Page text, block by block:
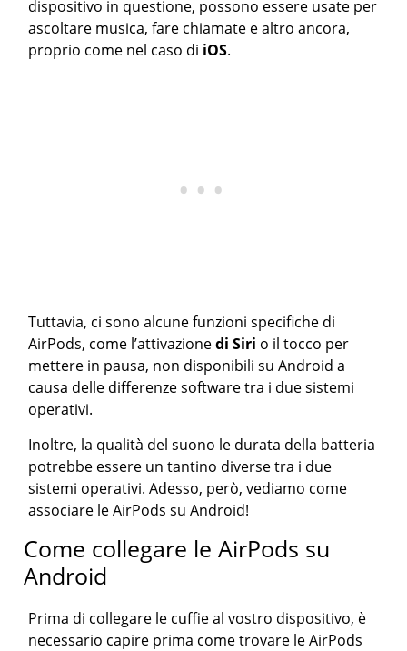
dispositivo in questione, possono essere usate per
ascoltare musica, fare chiamate e altro ancora,
proprio come nel caso di iOS.
Tuttavia, ci sono alcune funzioni specifiche di
AirPods, come l’attivazionedi Siri o il tocco per
mettere in pausa, non disponibili su Android a
causa delle differenze software tra i due sistemi
operativi.
Inoltre, la qualità del suono le durata della batteria
potrebbe essere un tantino diverse tra i due
sistemi operativi. Adesso, però, vediamo come
associare le AirPods su Android!
Come collegare le AirPods su
Android
Prima di collegare le cuffie al vostro dispositivo, è
necessario capire prima come trovare le AirPods